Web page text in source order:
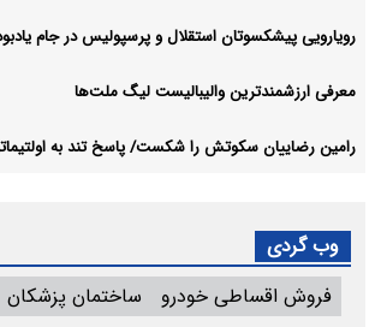
رویارویی پیشکسوتان استقلال و پرسپولیس در جام
معرفی ارزشمندترین والیبالیست لیگ ملت‌ها
رامین رضاییان سکوتش را شکست/ پاسخ تند به
وب گردی
فروش اقساطی خودرو
ساختمان پزشکان